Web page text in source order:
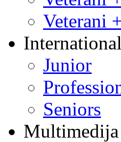
Veterani
Junior
Seniors
Multimedija